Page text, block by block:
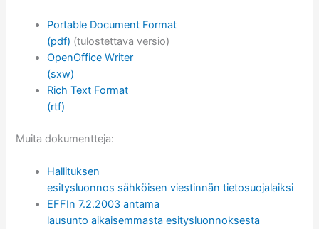
Portable Document Format
(pdf) (tulostettava versio)
OpenOffice Writer
(sxw)
Rich Text Format
(rtf)
Muita dokumentteja:
Hallituksen
esitysluonnos sähköisen viestinnän tietosuojalaiksi
EFFIn 7.2.2003 antama
lausunto aikaisemmasta esitysluonnoksesta